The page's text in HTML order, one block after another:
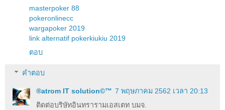
masterpoker 88
pokeronlinecc
wargapoker 2019
link alternatif pokerkiukiu 2019
ตอบ
คำตอบ
®atrom IT solution©™ 7 พฤษภาคม 2562 เวลา 20:13
ติดต่อบริษัทอินทรารามเอสเตท บมจ.